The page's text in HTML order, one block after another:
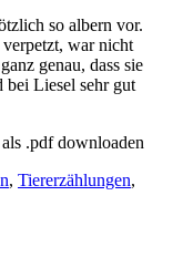
so albern vor.
verpetzt, war nicht
genau, dass sie
bei Liesel sehr gut
.pdf downloaden
, Tiererzählungen,